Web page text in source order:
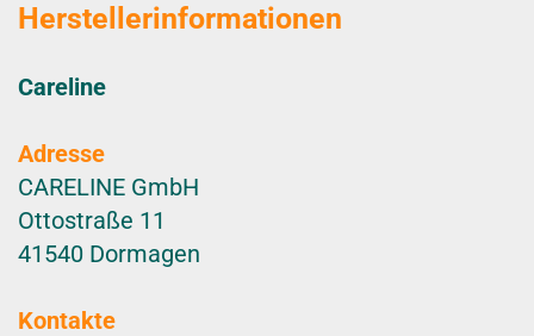
Herstellerinformationen
Careline
Adresse
CARELINE GmbH
Ottostraße 11
41540 Dormagen
Kontakte